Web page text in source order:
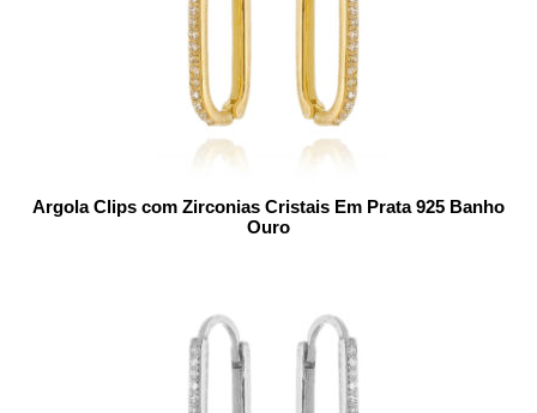
Argola Clips com Zirconias Cristais Em Prata 925 Banho
Ouro